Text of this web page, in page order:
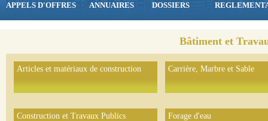
APPELS D'OFFRES ANNUAIRES DOSSIERS
Bâtiment et
Articles et matériaux de construction Carrière, Marbre et Sable
Construction et Travaux Publics Forage d'eau